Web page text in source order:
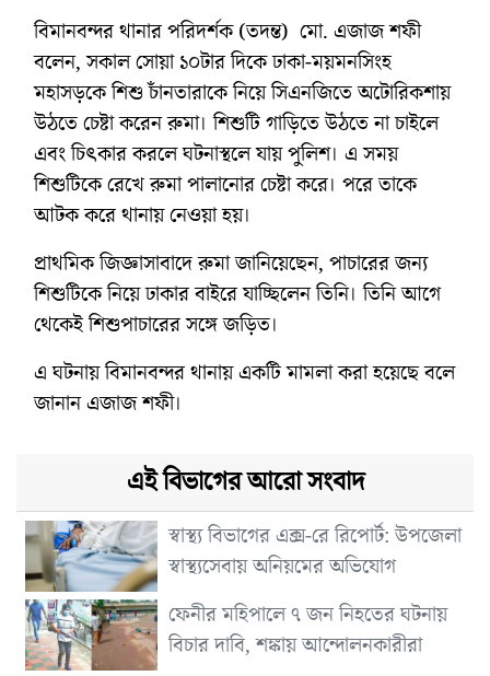
বিমানবন্দর থানার পরিদর্শক (তদন্ত) মো. এজাজ শফী
বলেন, সকাল সোয়া ১০টার দিকে ঢাকা-ময়মনসিংহ
মহাসড়কে শিশু চাঁনতারাকে নিয়ে সিএনজিতে অটোরিকশায়
উঠতে চেষ্টা করেন রুমা। শিশুটি গাড়িতে উঠতে না চাইলে
এবং চিৎকার করলে ঘটনাস্থলে যায় পুলিশ। এ সময়
শিশুটিকে রেখে রুমা পালানোর চেষ্টা করে। পরে তাকে
আটক করে থানায় নেওয়া হয়।
প্রাথমিক জিজ্ঞাসাবাদে রুমা জানিয়েছেন, পাচারের জন্য
শিশুটিকে নিয়ে ঢাকার বাইরে যাচ্ছিলেন তিনি। তিনি আগে
থেকেই শিশুপাচারের সঙ্গে জড়িত।
এ ঘটনায় বিমানবন্দর থানায় একটি মামলা করা হয়েছে বলে
জানান এজাজ শফী।
এই বিভাগের আরো সংবাদ
স্বাস্থ্য বিভাগের এক্স-রে রিপোর্ট: উপজেলা
স্বাস্থ্যসেবায় অনিয়মের অভিযোগ
ফেনীর মহিপালে ৭ জন নিহতের ঘটনায়
বিচার দাবি, শঙ্কায় আন্দোলনকারীরা